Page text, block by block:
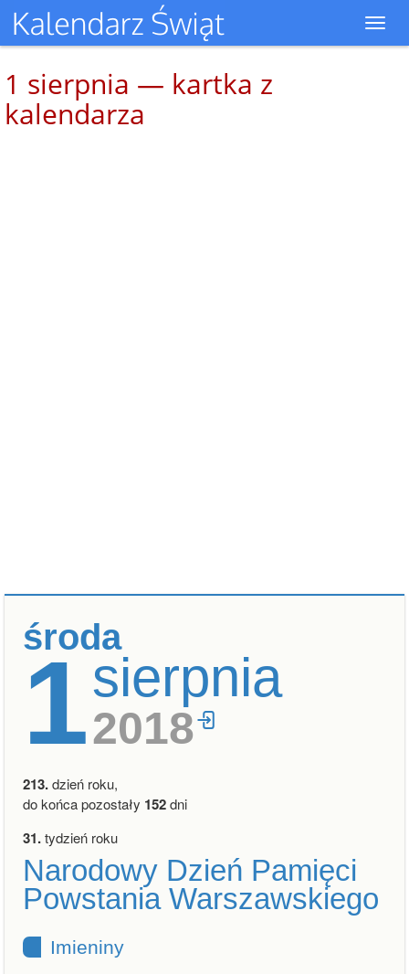
1 sierpnia — kartka z
kalendarza
środa
1sierpnia
2018
213.dzień roku,
do końca pozostały 152dni
31.tydzień roku
Narodowy Dzień Pamięci
Powstania Warszawskiego
Imieniny